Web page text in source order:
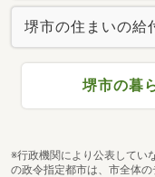
堺市の住まいの給
堺市の暮
※行政機関により公表してい
の政令指定都市は、市全体の